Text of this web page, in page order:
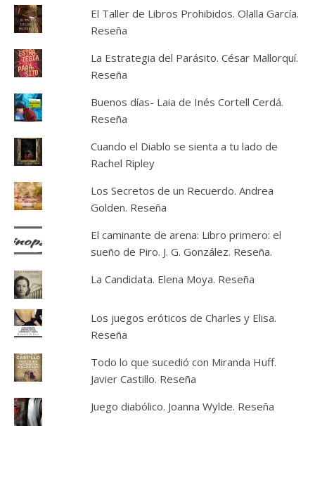
El Taller de Libros Prohibidos. Olalla García.
Reseña
La Estrategia del Parásito. César Mallorquí.
Reseña
Buenos días- Laia de Inés Cortell Cerdá.
Reseña
Cuando el Diablo se sienta a tu lado de
Rachel Ripley
Los Secretos de un Recuerdo. Andrea
Golden. Reseña
El caminante de arena: Libro primero: el
sueño de Piro. J. G. González. Reseña.
La Candidata. Elena Moya. Reseña
Los juegos eróticos de Charles y Elisa.
Reseña
Todo lo que sucedió con Miranda Huff.
Javier Castillo. Reseña
Juego diabólico. Joanna Wylde. Reseña